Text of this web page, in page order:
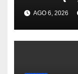
(-0,18%)
AGO 6, 2026